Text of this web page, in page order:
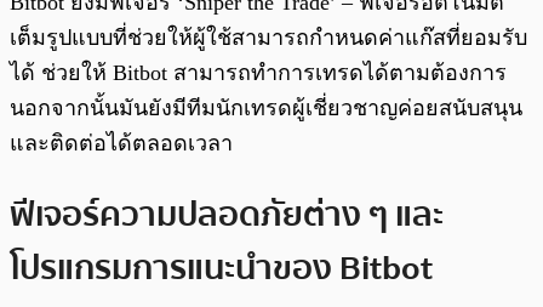
เต็มรูปแบบที่ช่วยให้ผู้ใช้สามารถกำหนดค่าแก๊สที่ยอมรับ
ได้ ช่วยให้ Bitbot สามารถทำการเทรดได้ตามต้องการ
นอกจากนั้นมันยังมีทีมนักเทรดผู้เชี่ยวชาญค่อยสนับสนุน
และติดต่อได้ตลอดเวลา
ฟีเจอร์ความปลอดภัยต่าง ๆ และ
โปรแกรมการแนะนำของ Bitbot